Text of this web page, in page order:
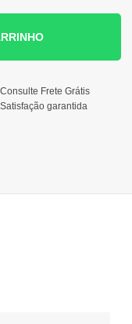
Consulte Frete Grátis
Satisfação garantida